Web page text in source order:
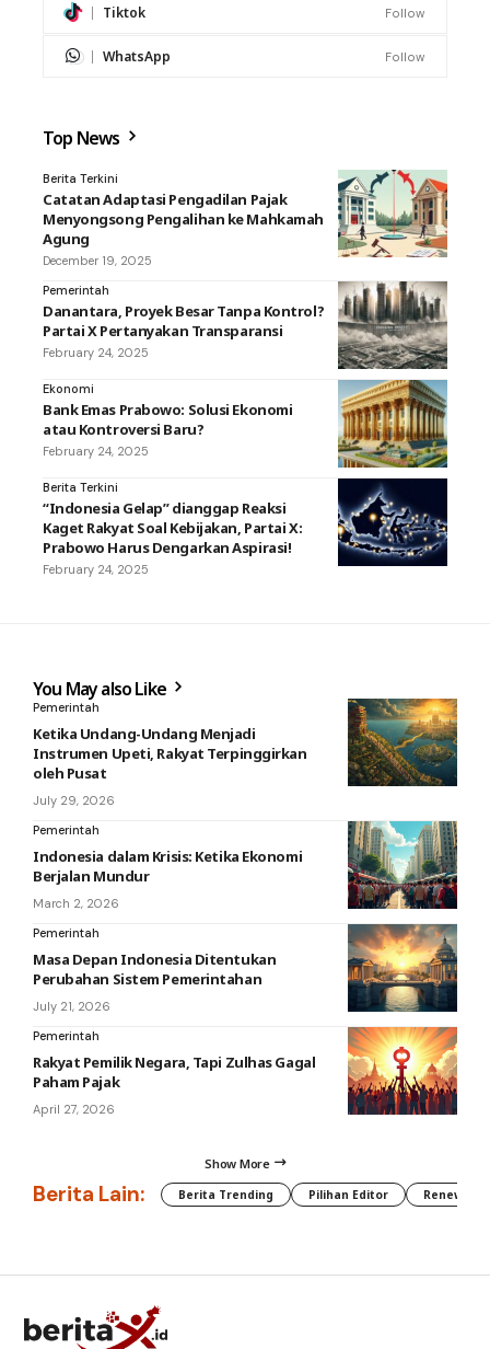
Tiktok Follow
WhatsApp Follow
Top News
Berita Terkini
Catatan Adaptasi Pengadilan Pajak
Menyongsong Pengalihan ke Mahkamah
Agung
December 19, 2025
Pemerintah
Danantara, Proyek Besar Tanpa Kontrol?
Partai X Pertanyakan Transparansi
February 24, 2025
Ekonomi
Bank Emas Prabowo: Solusi Ekonomi
atau Kontroversi Baru?
February 24, 2025
Berita Terkini
“Indonesia Gelap” dianggap Reaksi
Kaget Rakyat Soal Kebijakan, Partai X:
Prabowo Harus Dengarkan Aspirasi!
February 24, 2025
You May also Like
Pemerintah
Ketika Undang-Undang Menjadi
Instrumen Upeti, Rakyat Terpinggirkan
oleh Pusat
July 29, 2026
Pemerintah
Indonesia dalam Krisis: Ketika Ekonomi
Berjalan Mundur
March 2, 2026
Pemerintah
Masa Depan Indonesia Ditentukan
Perubahan Sistem Pemerintahan
July 21, 2026
Pemerintah
Rakyat Pemilik Negara, Tapi Zulhas Gagal
Paham Pajak
April 27, 2026
Show More
Berita Lain: Berita Trending Pilihan Editor